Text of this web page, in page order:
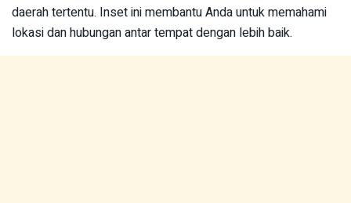
daerah tertentu. Inset ini membantu Anda untuk memahami
lokasi dan hubungan antar tempat dengan lebih baik.